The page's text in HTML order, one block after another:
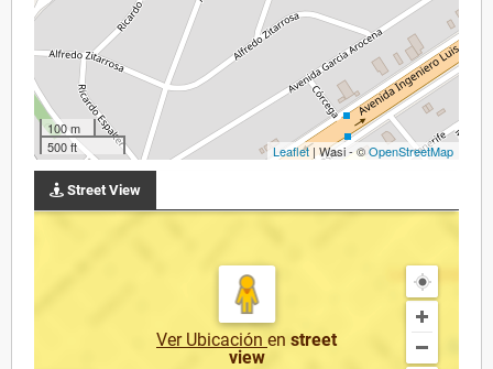
100 m
500 ft
Leaflet| Wasi - ©OpenStreetMap
Street View
Ver Ubicación en street
view